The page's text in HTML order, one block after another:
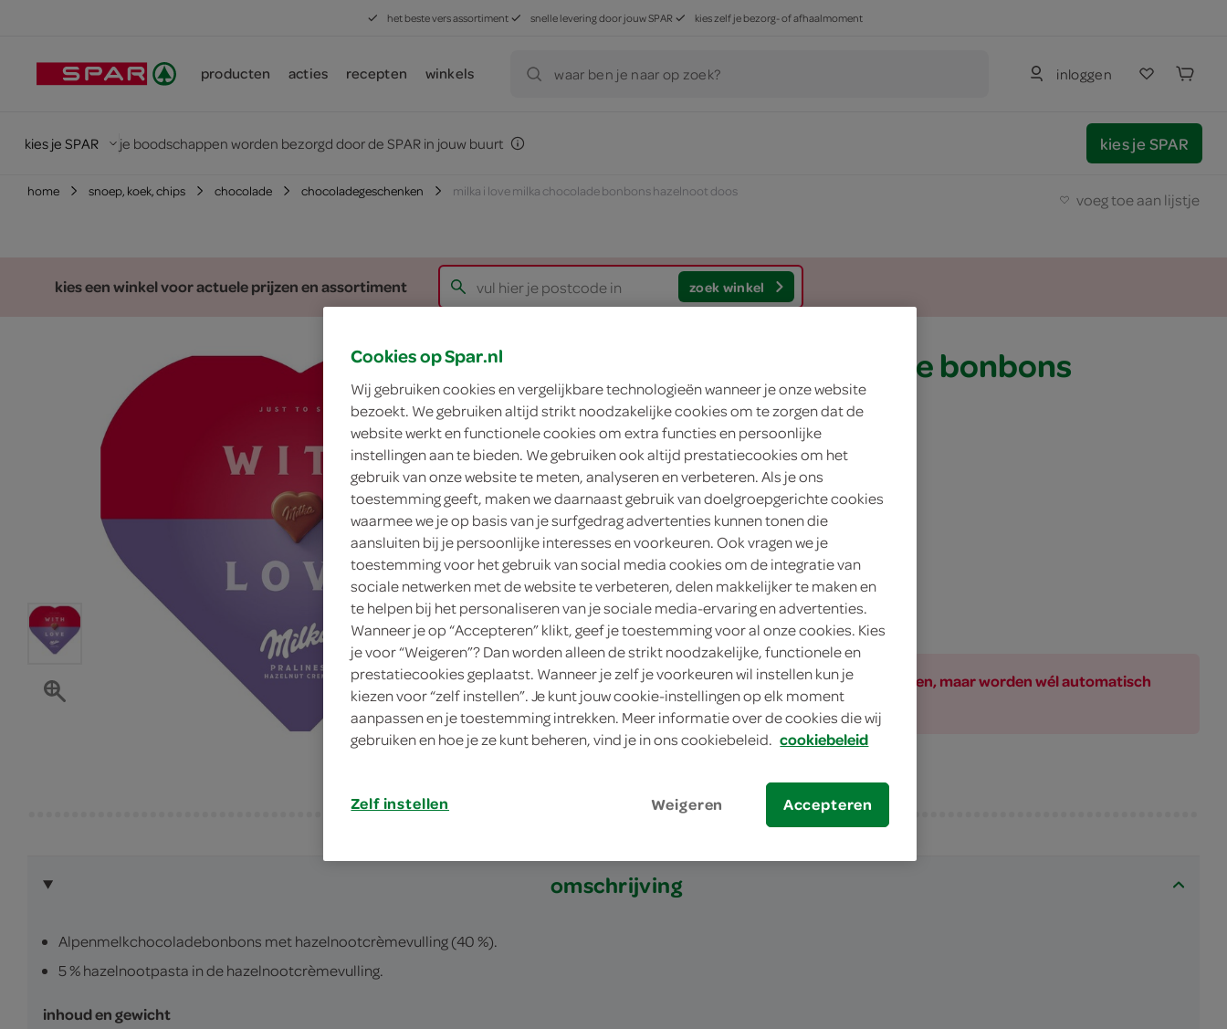
het beste vers assortiment snelle levering door jouw SPAR kies zelf je bezorg- of afhaalmoment
producten acties recepten winkels waar ben je naar op zoek? inloggen
kies je SPAR je boodschappen worden bezorgd door de SPAR in jouw buurt kies je SPAR
home snoep, koek, chips chocolade chocoladegeschenken milka i love milka chocolade bonbons hazelnoot doos voeg toe aan lijstje
kies een winkel voor actuele prijzen en assortiment zoek winkel
Milka I love Milka chocolade bonbons
hazelnoot Doos
Milka
6.
99
165 Gram
in winkelmand
Let op: aanbiedingen zijn niet zichtbaar bij de producten, maar worden wél automatisch
verwerkt in de winkelmand.
omschrijving
Alpenmelkchocoladebonbons met hazelnootcrèmevulling (40 %).
5 % hazelnootpasta in de hazelnootcrèmevulling.
inhoud en gewicht
Cookies op Spar.nl
Wij gebruiken cookies en vergelijkbare technologieën wanneer je onze website
bezoekt. We gebruiken altijd strikt noodzakelijke cookies om te zorgen dat de
website werkt en functionele cookies om extra functies en persoonlijke
instellingen aan te bieden. We gebruiken ook altijd prestatiecookies om het
gebruik van onze website te meten, analyseren en verbeteren. Als je ons
toestemming geeft, maken we daarnaast gebruik van doelgroepgerichte cookies
waarmee we je op basis van je surfgedrag advertenties kunnen tonen die
aansluiten bij je persoonlijke interesses en voorkeuren. Ook vragen we je
toestemming voor het gebruik van social media cookies om de integratie van
sociale netwerken met de website te verbeteren, delen makkelijker te maken en
te helpen bij het personaliseren van je sociale media-ervaring en advertenties.
Wanneer je op “Accepteren” klikt, geef je toestemming voor al onze cookies. Kies
je voor “Weigeren”? Dan worden alleen de strikt noodzakelijke, functionele en
prestatiecookies geplaatst. Wanneer je zelf je voorkeuren wil instellen kun je
kiezen voor “zelf instellen”. Je kunt jouw cookie-instellingen op elk moment
aanpassen en je toestemming intrekken. Meer informatie over de cookies die wij
gebruiken en hoe je ze kunt beheren, vind je in ons cookiebeleid. cookiebeleid
Zelf instellen Weigeren Accepteren